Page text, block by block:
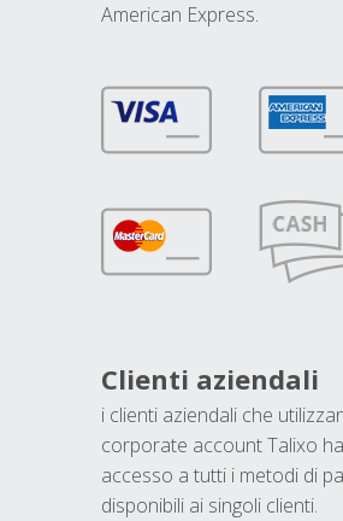
American Express.
Clienti aziendali
i clienti aziendali che
corporate account Talixo
accesso a tutti i metodi di
disponibili ai singoli clienti.